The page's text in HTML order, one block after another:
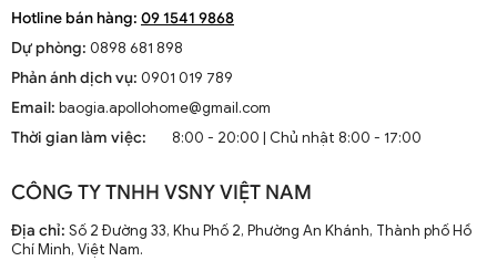
Hotline bán hàng: 09 1541 9868
Dự phòng: 0898 681 898
Phản ánh dịch vụ: 0901 019 789
Email: baogia.apollohome@gmail.com
Thời gian làm việc:
8:00 - 20:00 | Chủ nhật 8:00 - 17:00
CÔNG TY TNHH VSNY VIỆT NAM
Địa chỉ: Số 2 Đường 33, Khu Phố 2, Phường An Khánh, Thành phố Hồ
Chí Minh, Việt Nam.